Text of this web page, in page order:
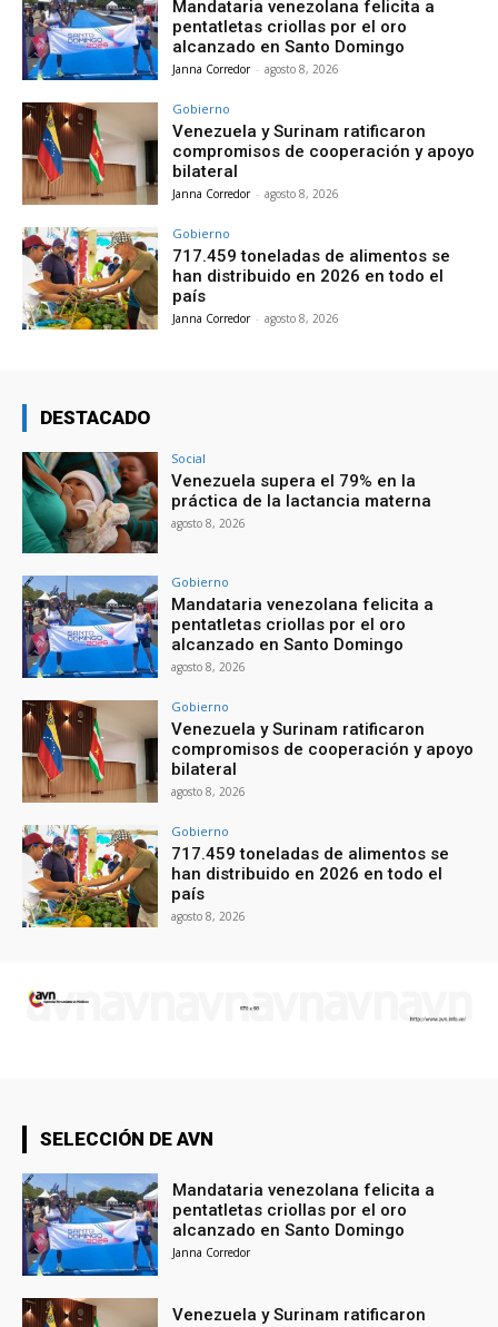
Mandataria venezolana felicita a
pentatletas criollas por el oro
alcanzado en Santo Domingo
Janna Corredor - agosto 8, 2026
Gobierno
Venezuela y Surinam ratificaron
compromisos de cooperación y apoyo
bilateral
Janna Corredor - agosto 8, 2026
Gobierno
717.459 toneladas de alimentos se
han distribuido en 2026 en todo el
país
Janna Corredor - agosto 8, 2026
DESTACADO
Social
Venezuela supera el 79% en la
práctica de la lactancia materna
agosto 8, 2026
Gobierno
Mandataria venezolana felicita a
pentatletas criollas por el oro
alcanzado en Santo Domingo
agosto 8, 2026
Gobierno
Venezuela y Surinam ratificaron
compromisos de cooperación y apoyo
bilateral
agosto 8, 2026
Gobierno
717.459 toneladas de alimentos se
han distribuido en 2026 en todo el
país
agosto 8, 2026
SELECCIÓN DE AVN
Mandataria venezolana felicita a
pentatletas criollas por el oro
alcanzado en Santo Domingo
Janna Corredor
Venezuela y Surinam ratificaron